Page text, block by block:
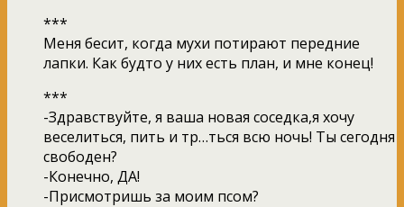
***
Меня бесит, когда мухи потирают передние
лапки. Как будто у них есть план, и мне конец!
***
-Здравствуйте, я ваша новая соседка,я хочу
веселиться, пить и тр…ться всю ночь! Ты сегодня
свободен?
-Конечно, ДА!
-Присмотришь за моим псом?